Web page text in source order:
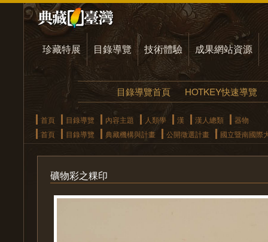
珍藏特展 目錄導覽 技術體驗 成果網站資源
目錄導覽首頁 HOTKEY快速導覽
首頁 目錄導覽 內容主題 人類學 漢 漢人總類
器物
首頁
目錄導覽 典藏機構與計畫 公開徵選計畫 國立暨南國際
礦物彩之粿印